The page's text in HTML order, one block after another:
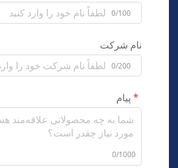
0/100
نام شرکت
0/200
پیام
0/1000